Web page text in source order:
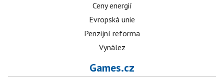
Ceny energií
Evropská unie
Penzijní reforma
Vynález
Games.cz